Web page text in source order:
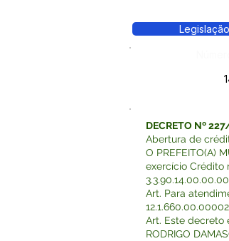
Legislação
DECRETO Nº
Abertura de
O PREFEITO(A)
exercício Crédito
Art. Para
Art. Este decreto
RODRIGO